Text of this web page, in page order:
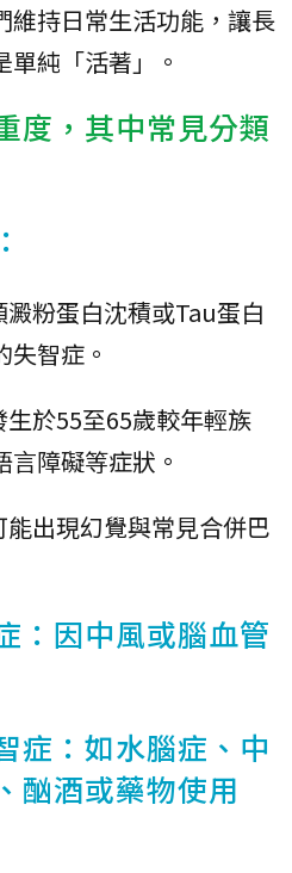
維持日常生活功能，讓長
純「活著」。
度，其中常見分類
粉蛋白沈積或Tau蛋白
智症。
於55至65歲較年輕族
障礙等症狀。
出現幻覺與常見合併巴
：因中風或腦血管
症：如水腦症、中
酗酒或藥物使用